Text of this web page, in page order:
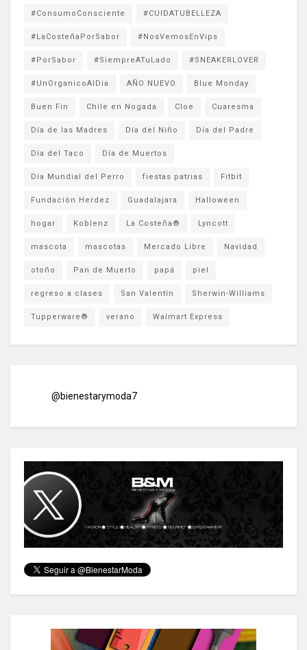
#ConsumoConsciente #CUIDATUBELLEZA
#LaCosteñaPorSabor #NosVemosEnVips
#PorSabor #SiempreATuLado #SNEAKERLOVER
#UnOrganicoAlDia AÑO NUEVO Blue Monday
Buen Fin Chile en Nogada Cloe Cuaresma
Día de las Madres Día del Niño Día del Padre
Día del Taco Día de Muertos
Día Mundial del Perro fiestas patrias Fitbit
Fundación Herdez Guadalajara Halloween
hogar Koblenz La Costeña® Lyncott
mascota mascotas Mercado Libre Navidad
otoño Pan de Muerto papá piel
regreso a clases San Valentín Sherwin-Williams
Tupperware® verano Walmart Express
@bienestarymoda7